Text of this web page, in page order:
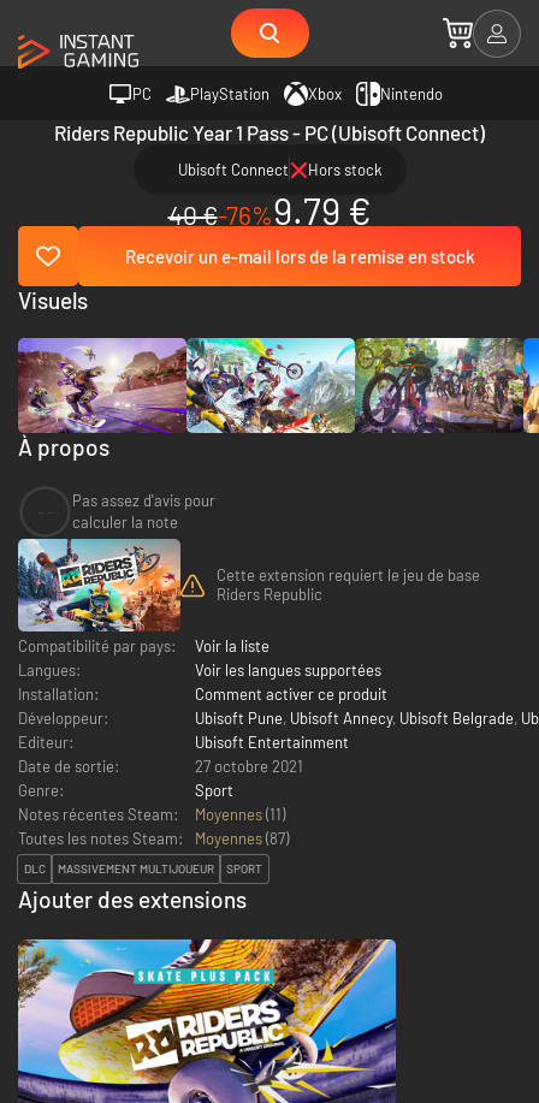
PC PlayStation Xbox Nintendo
Riders Republic Year 1 Pass - PC (Ubisoft Connect)
Ubisoft Connect Hors stock
40 €-76%9.79 €
Recevoir un e-mail lors de la remise en stock
À propos
Pas assez d'avis pour
calculer la note
Cette extension requiert le jeu de base
Riders Republic
Compatibilité par pays:
Voir la liste
Langues:
Voir les langues supportées
Installation:
Comment activer ce produit
Développeur:
Ubisoft Pune, Ubisoft Annecy, Ubisoft Belgrade,
Editeur:
Ubisoft Entertainment
Date de sortie:
27 octobre 2021
Genre:
Sport
Notes récentes Steam:
Moyennes(11)
Toutes les notes Steam:
Moyennes(87)
DLC MASSIVEMENT MULTIJOUEUR SPORT
Ajouter des extensions
Visuels